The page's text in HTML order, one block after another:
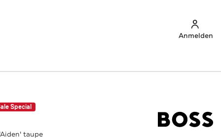
Anmelden
Special
taupe